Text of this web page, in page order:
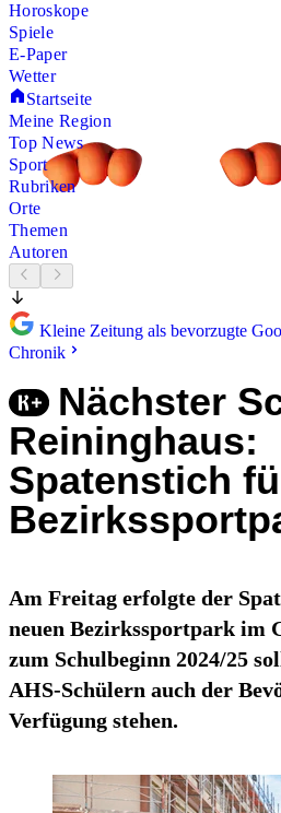
Horoskope
Spiele
E-Paper
Wetter
Startseite
Meine Region
Top News
Sport
Rubriken
Orte
Themen
Autoren
Kleine Zeitung als bevorzugte
Chronik
Nächster
Reininghaus:
Spatenstich
Am Freitag erfolgte der
neuen Bezirkssportpark im
zum Schulbeginn 2024/25
AHS-Schülern auch der
Verfügung stehen.